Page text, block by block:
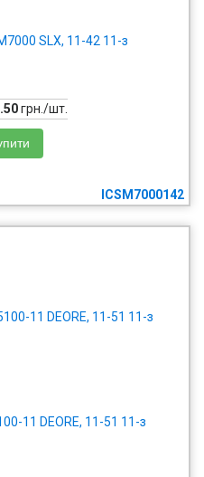
SLX, 11-42 11-з
грн./шт.
ICSM7000142
11 DEORE, 11-51 11-з